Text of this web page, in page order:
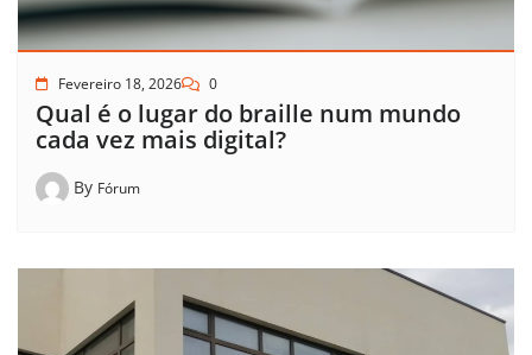
Fevereiro 18, 2026 0
Qual é o lugar do braille num mundo
cada vez mais digital?
By Fórum